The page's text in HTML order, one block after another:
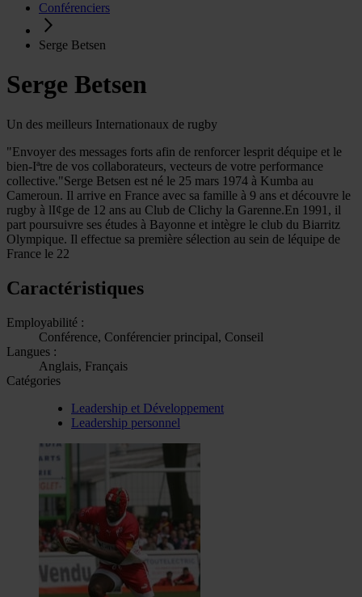
Conférenciers
Serge Betsen
Serge Betsen
Un des meilleurs Internationaux de rugby
"Envoyer des messages forts afin de renforcer lesprit déquipe et le
bien-Iªtre de vos collaborateurs, vecteurs de votre performance
collective."Serge Betsen est né le 25 mars 1974 à Kumba au
Cameroun. Il arrive en France avec sa famille à 9 ans et découvre le
rugby à lI¢ge de 12 ans au Club de Clichy la Garenne.En 1991, il
part poursuivre ses études à Bayonne et intègre le club du Biarritz
Olympique. Il effectue sa première sélection au sein de léquipe de
France le 22
Caractéristiques
Employabilité :
Conférence, Conférencier principal, Conseil
Langues :
Anglais, Français
Catégories
Leadership et Développement
Leadership personnel